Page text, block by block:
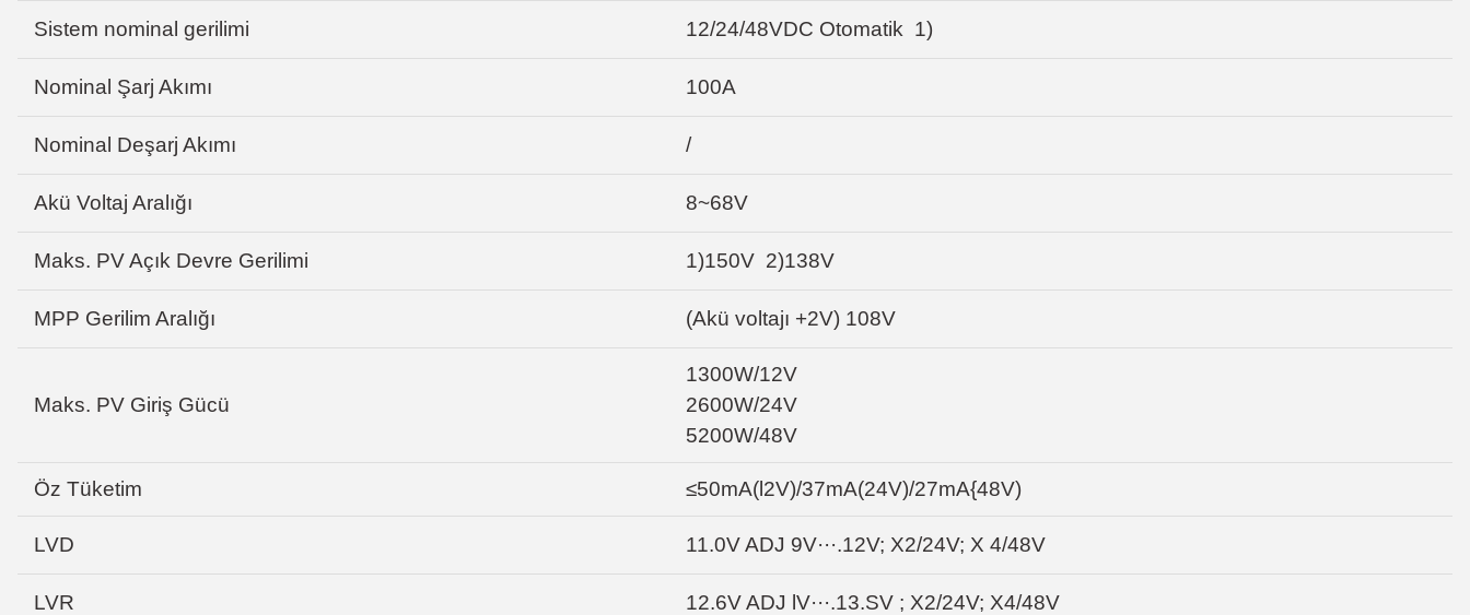
Sistem nominal gerilimi 12/24/48VDC Otomatik 1)
Nominal Şarj Akımı 100A
Nominal Deşarj Akımı /
Akü Voltaj Aralığı 8~68V
Maks. PV Açık Devre Gerilimi 1)150V 2)138V
MPP Gerilim Aralığı (Akü voltajı +2V) 108V
Maks. PV Giriş Gücü
1300W/12V
2600W/24V
5200W/48V
Öz Tüketim ≤50mA(l2V)/37mA(24V)/27mA{48V)
LVD 11.0V ADJ 9V···.12V; X2/24V; X 4/48V
LVR 12.6V ADJ lV···.13.SV ; X2/24V; X4/48V